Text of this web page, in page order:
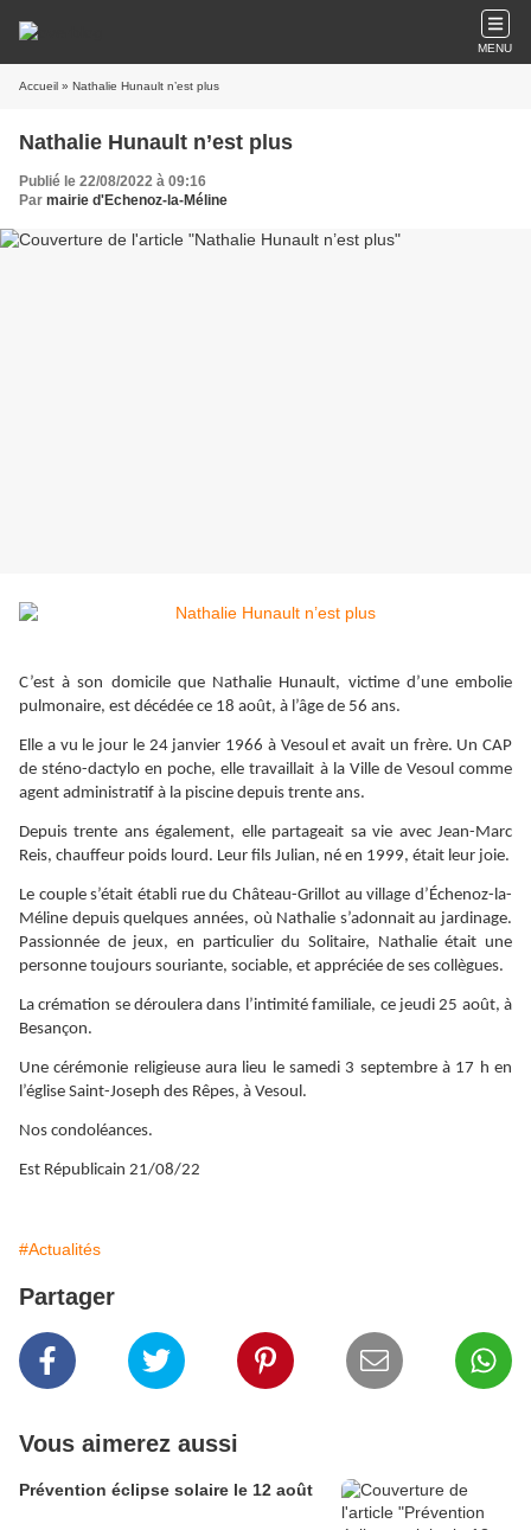
MENU
Accueil » Nathalie Hunault n’est plus
Nathalie Hunault n’est plus
Publié le 22/08/2022 à 09:16
Par mairie d'Echenoz-la-Méline
C’est à son domicile que Nathalie Hunault, victime d’une embolie
pulmonaire, est décédée ce 18 août, à l’âge de 56 ans.
Elle a vu le jour le 24 janvier 1966 à Vesoul et avait un frère. Un CAP
de sténo-dactylo en poche, elle travaillait à la Ville de Vesoul comme
agent administratif à la piscine depuis trente ans.
Depuis trente ans également, elle partageait sa vie avec Jean-Marc
Reis, chauffeur poids lourd. Leur fils Julian, né en 1999, était leur joie.
Le couple s’était établi rue du Château-Grillot au village d’Échenoz-la-
Méline depuis quelques années, où Nathalie s’adonnait au jardinage.
Passionnée de jeux, en particulier du Solitaire, Nathalie était une
personne toujours souriante, sociable, et appréciée de ses collègues.
La crémation se déroulera dans l’intimité familiale, ce jeudi 25 août, à
Besançon.
Une cérémonie religieuse aura lieu le samedi 3 septembre à 17 h en
l’église Saint-Joseph des Rêpes, à Vesoul.
Nos condoléances.
Est Républicain 21/08/22
#Actualités
Partager
Vous aimerez aussi
Prévention éclipse solaire le 12 août